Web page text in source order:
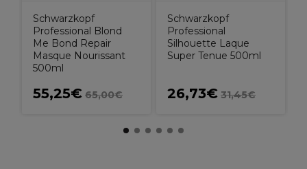
Schwarzkopf
Professional Blond
Me Bond Repair
Masque Nourissant
500ml
55,25€ 65,00€
Schwarzkopf
Professional
Silhouette Laque
Super Tenue 500ml
26,73€ 31,45€